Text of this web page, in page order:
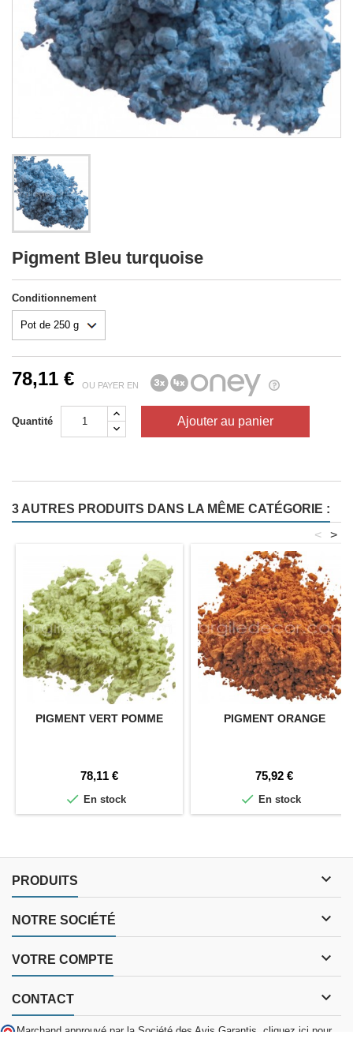
Pigment Bleu turquoise
Conditionnement
78,11 € OU PAYER EN
Quantité Ajouter au panier
3 AUTRES PRODUITS DANS LA MÊME CATÉGORIE :
>
<
PIGMENT VERT POMME
Prix
78,11 €
 En stock
PIGMENT ORANGE
Prix
75,92 €
 En stock
PRODUITS 
NOTRE SOCIÉTÉ 
VOTRE COMPTE 
CONTACT 
Marchand approuvé par la Société des Avis Garantis, cliquez ici pour